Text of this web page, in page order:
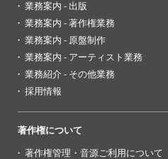
業務案内 - 出版
業務案内 - 著作権業務
業務案内 - 原盤制作
業務案内 - アーティスト業務
業務紹介 - その他業務
採用情報
著作権について
著作権管理・音源ご利用について